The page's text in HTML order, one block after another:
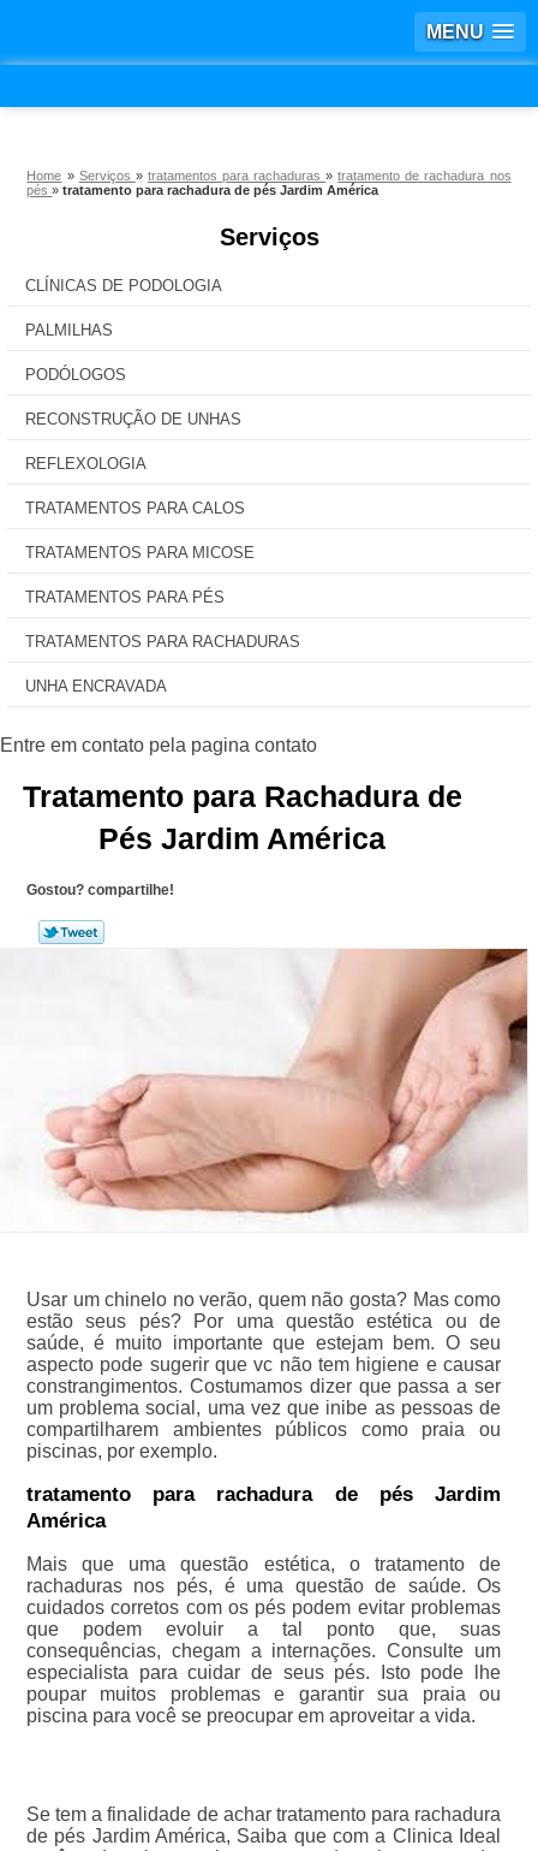
MENU
Home » Serviços » tratamentos para rachaduras»tratamento de rachadura nos
pés»tratamento para rachadura de pés Jardim América
Serviços
CLÍNICAS DE PODOLOGIA
PALMILHAS
PODÓLOGOS
RECONSTRUÇÃO DE UNHAS
REFLEXOLOGIA
TRATAMENTOS PARA CALOS
TRATAMENTOS PARA MICOSE
TRATAMENTOS PARA PÉS
TRATAMENTOS PARA RACHADURAS
UNHA ENCRAVADA
Tratamento para Rachadura de
Pés Jardim América
Gostou? compartilhe!
Usar um chinelo no verão, quem não gosta? Mas como
estão seus pés? Por uma questão estética ou de
saúde, é muito importante que estejam bem. O seu
aspecto pode sugerir que vc não tem higiene e causar
constrangimentos. Costumamos dizer que passa a ser
um problema social, uma vez que inibe as pessoas de
compartilharem ambientes públicos como praia ou
piscinas, por exemplo.
tratamento para rachadura de pés Jardim
América
Mais que uma questão estética, o tratamento de
rachaduras nos pés, é uma questão de saúde. Os
cuidados corretos com os pés podem evitar problemas
que podem evoluir a tal ponto que, suas
consequências, chegam a internações. Consulte um
especialista para cuidar de seus pés. Isto pode lhe
poupar muitos problemas e garantir sua praia ou
piscina para você se preocupar em aproveitar a vida.
Se tem a finalidade de achar tratamento para rachadura
de pés Jardim América, Saiba que com a Clinica Ideal